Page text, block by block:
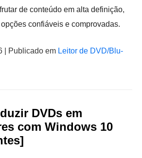
de conteúdo em alta definição,
confiáveis e comprovadas.
| Publicado em Leitor de DVD/Blu-
DVDs em
com Windows 10